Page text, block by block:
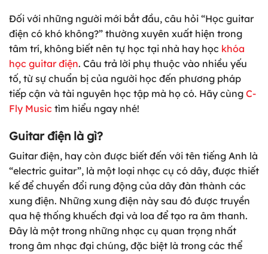
Đối với những người mới bắt đầu, câu hỏi “Học guitar
điện có khó không?” thường xuyên xuất hiện trong
tâm trí, không biết nên tự học tại nhà hay học khóa
học guitar điện. Câu trả lời phụ thuộc vào nhiều yếu
tố, từ sự chuẩn bị của người học đến phương pháp
tiếp cận và tài nguyên học tập mà họ có. Hãy cùng C-
Fly Music tìm hiểu ngay nhé!
Guitar điện là gì?
Guitar điện, hay còn được biết đến với tên tiếng Anh là
“electric guitar”, là một loại nhạc cụ có dây, được thiết
kế để chuyển đổi rung động của dây đàn thành các
xung điện. Những xung điện này sau đó được truyền
qua hệ thống khuếch đại và loa để tạo ra âm thanh.
Đây là một trong những nhạc cụ quan trọng nhất
trong âm nhạc đại chúng, đặc biệt là trong các thể